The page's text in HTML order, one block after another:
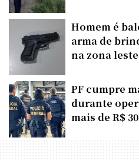
Homem é
arma de
na zona
PF cumpre
durante
mais de R$